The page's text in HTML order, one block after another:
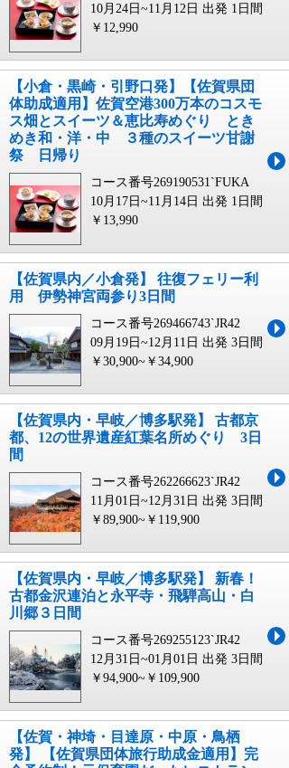
10月24日~11月12日 出発 1日間
￥12,990
【小倉・黒崎・引野口発】【佐賀県団
体助成適用】佐賀空港300万本のコスモ
ス畑とスイーツ＆恵比寿めぐり とき
めき和・洋・中 ３種のスイーツ甘謝
祭 日帰り
コース番号269190531`FUKA
10月17日~11月14日 出発 1日間
￥13,990
【佐賀県内／小倉発】 往復フェリー利
用 伊勢神宮両参り3日間
コース番号269466743`JR42
09月19日~12月11日 出発 3日間
￥30,900~￥34,900
【佐賀県内・早岐／博多駅発】 古都京
都、12の世界遺産紅葉名所めぐり 3日
間
コース番号262266623`JR42
11月01日~12月31日 出発 3日間
￥89,900~￥119,900
【佐賀県内・早岐／博多駅発】 新春！
古都金沢連泊と永平寺・飛騨高山・白
川郷３日間
コース番号269255123`JR42
12月31日~01月01日 出発 3日間
￥94,900~￥109,900
【佐賀・神埼・目達原・中原・鳥栖
発】 【佐賀県団体旅行助成金適用】完